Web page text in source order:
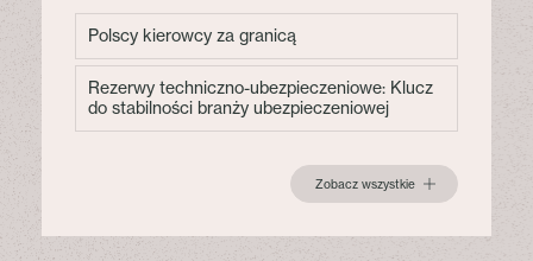
Polscy kierowcy za granicą
Rezerwy techniczno-ubezpieczeniowe: Klucz
do stabilności branży ubezpieczeniowej
Zobacz wszystkie